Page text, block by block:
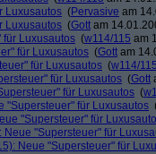
Luxusautos (Pervasive am
Luxusautos (Gott am
für Luxusautos (w114/115 am
für Luxusautos (Gott am
für Luxusautos (w114/
für Luxusautos (Gott
für Luxusautos (
"Supersteuer" für Luxusautos
"Supersteuer" für
Neue "Supersteuer" für
Neue "Supersteuer" für